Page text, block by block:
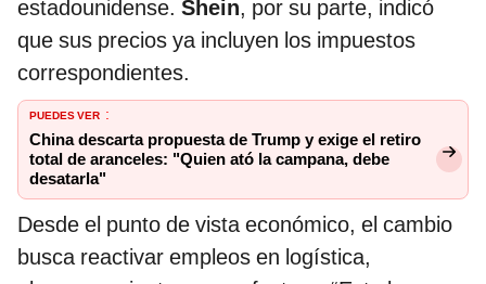
estadounidense. Shein, por su parte, indicó
que sus precios ya incluyen los impuestos
correspondientes.
PUEDES VER :
China descarta propuesta de Trump y exige el retiro
total de aranceles: "Quien ató la campana, debe
desatarla"
Desde el punto de vista económico, el cambio
busca reactivar empleos en logística,